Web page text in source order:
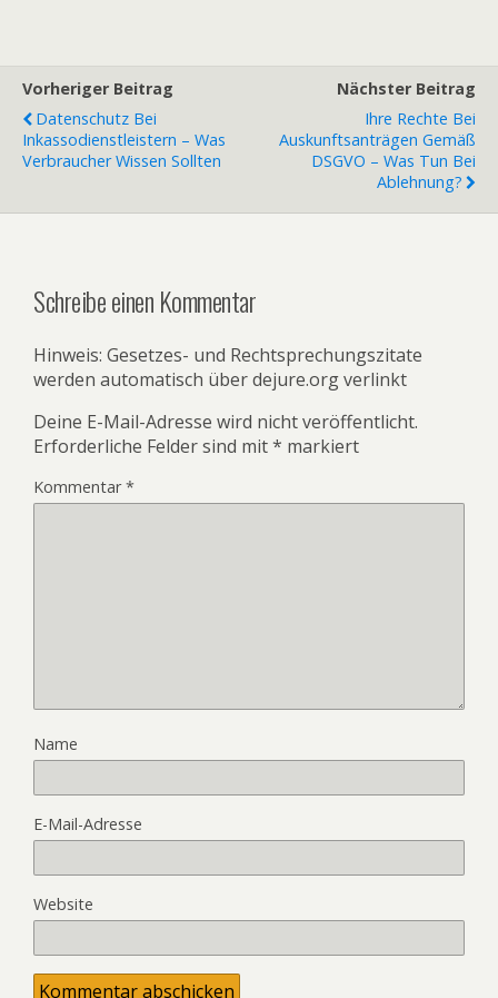
Vorheriger Beitrag
Datenschutz Bei
Inkassodienstleistern – Was
Verbraucher Wissen Sollten
Nächster Beitrag
Ihre Rechte Bei
Auskunftsanträgen Gemäß
DSGVO – Was Tun Bei
Ablehnung?
Schreibe einen Kommentar
Hinweis: Gesetzes- und Rechtsprechungszitate
werden automatisch über dejure.org verlinkt
Deine E-Mail-Adresse wird nicht veröffentlicht.
Erforderliche Felder sind mit* markiert
Kommentar*
Name
E-Mail-Adresse
Website